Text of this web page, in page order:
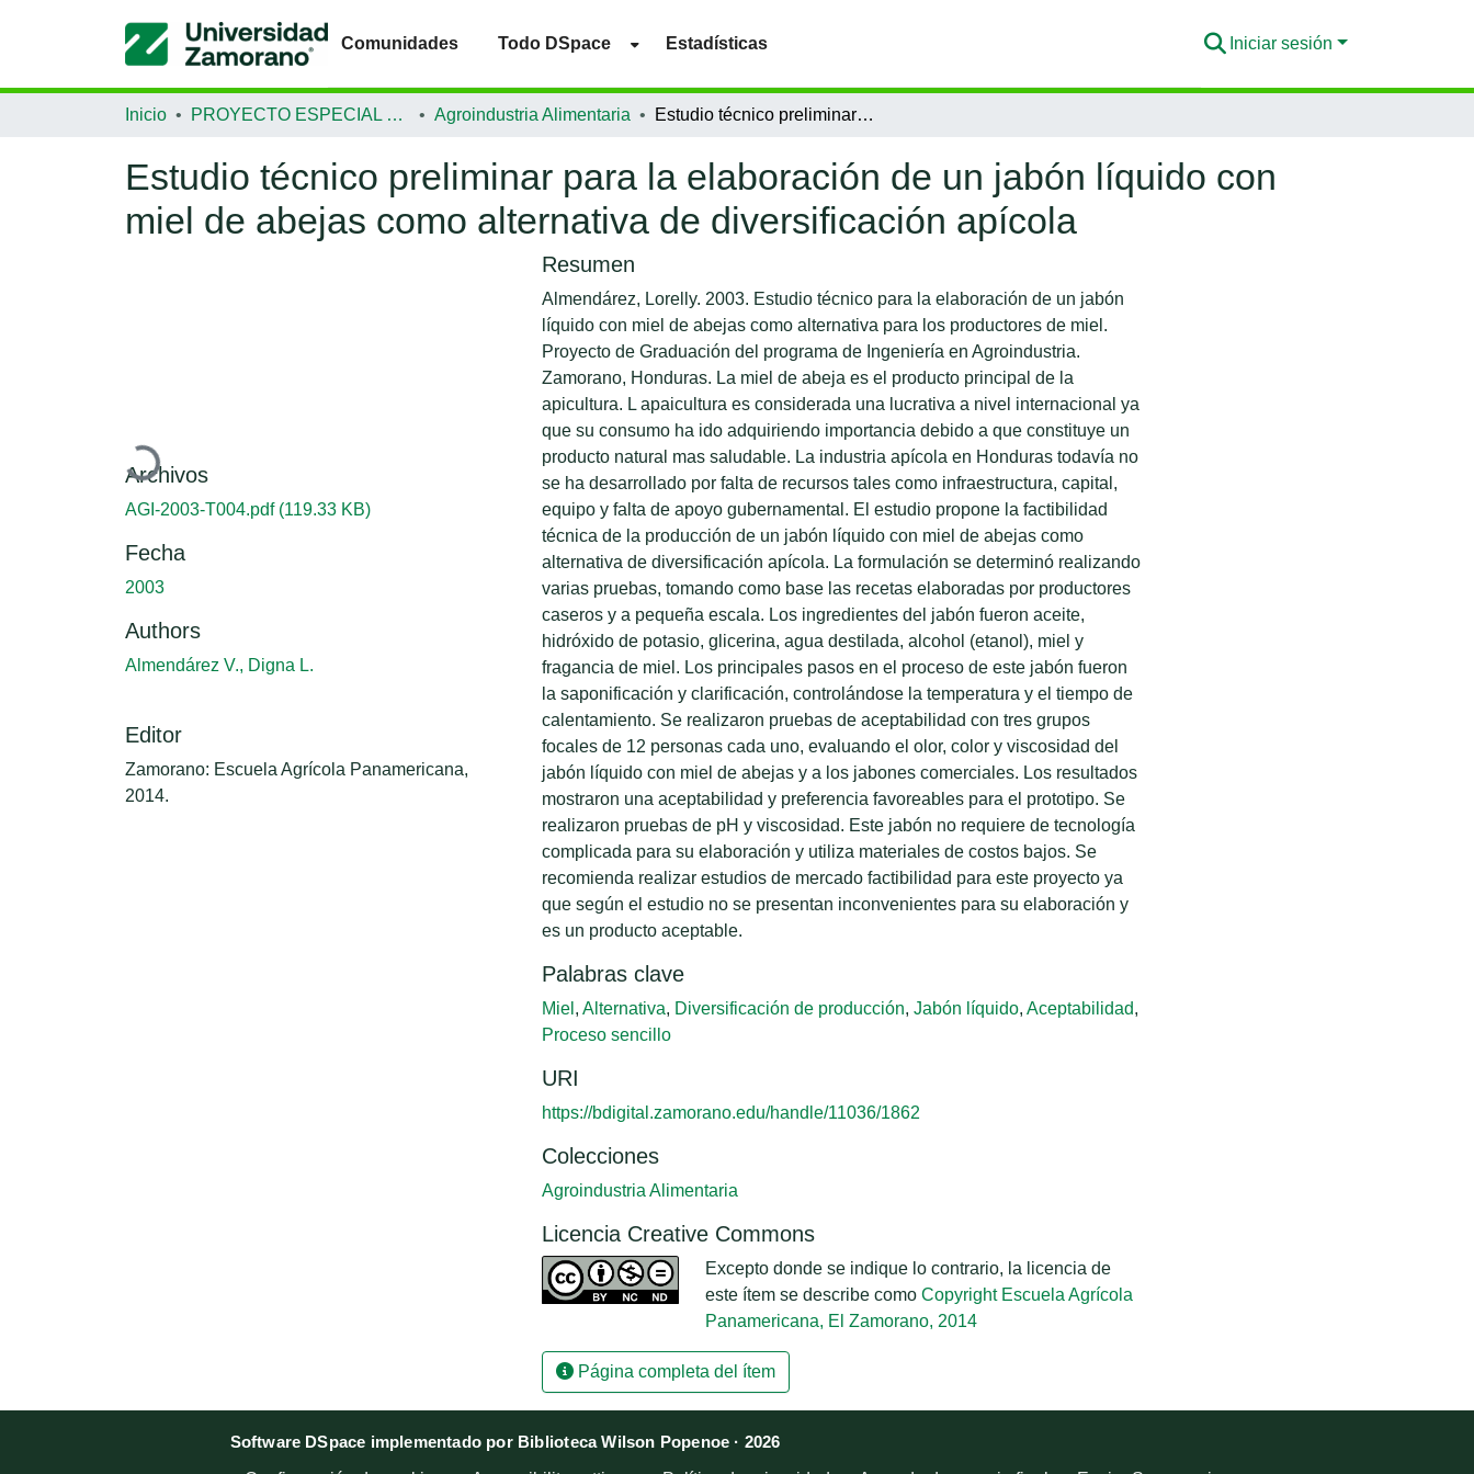
Comunidades Todo DSpace Estadísticas Iniciar sesión
Inicio PROYECTO ESPECIAL DE GRADUACIÓN Agroindustria Alimentaria Estudio técnico preliminar para la elaboración de un jabón líquido con miel de abejas como alternativa de diversificación apícola
Estudio técnico preliminar para la elaboración de un jabón líquido con
miel de abejas como alternativa de diversificación apícola
Cargando...
Archivos
AGI-2003-T004.pdf (119.33 KB)
Fecha
2003
Authors
Almendárez V., Digna L.
Editor
Zamorano: Escuela Agrícola Panamericana,
2014.
Resumen
Almendárez, Lorelly. 2003. Estudio técnico para la elaboración de un jabón
líquido con miel de abejas como alternativa para los productores de miel.
Proyecto de Graduación del programa de Ingeniería en Agroindustria.
Zamorano, Honduras. La miel de abeja es el producto principal de la
apicultura. L apaicultura es considerada una lucrativa a nivel internacional ya
que su consumo ha ido adquiriendo importancia debido a que constituye un
producto natural mas saludable. La industria apícola en Honduras todavía no
se ha desarrollado por falta de recursos tales como infraestructura, capital,
equipo y falta de apoyo gubernamental. El estudio propone la factibilidad
técnica de la producción de un jabón líquido con miel de abejas como
alternativa de diversificación apícola. La formulación se determinó realizando
varias pruebas, tomando como base las recetas elaboradas por productores
caseros y a pequeña escala. Los ingredientes del jabón fueron aceite,
hidróxido de potasio, glicerina, agua destilada, alcohol (etanol), miel y
fragancia de miel. Los principales pasos en el proceso de este jabón fueron
la saponificación y clarificación, controlándose la temperatura y el tiempo de
calentamiento. Se realizaron pruebas de aceptabilidad con tres grupos
focales de 12 personas cada uno, evaluando el olor, color y viscosidad del
jabón líquido con miel de abejas y a los jabones comerciales. Los resultados
mostraron una aceptabilidad y preferencia favoreables para el prototipo. Se
realizaron pruebas de pH y viscosidad. Este jabón no requiere de tecnología
complicada para su elaboración y utiliza materiales de costos bajos. Se
recomienda realizar estudios de mercado factibilidad para este proyecto ya
que según el estudio no se presentan inconvenientes para su elaboración y
es un producto aceptable.
Palabras clave
Miel , Alternativa, Diversificación de producción, Jabón líquido, Aceptabilidad,
Proceso sencillo
URI
https://bdigital.zamorano.edu/handle/11036/1862
Colecciones
Agroindustria Alimentaria
Licencia Creative Commons
Excepto donde se indique lo contrario, la licencia de
este ítem se describe como Copyright Escuela Agrícola
Panamericana, El Zamorano, 2014
Página completa del ítem
Software DSpace implementado por Biblioteca Wilson Popenoe · 2026